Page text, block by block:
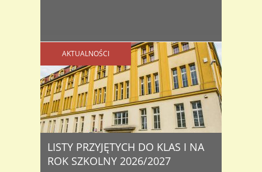
AKTUALNOŚCI
LISTY PRZYJĘTYCH DO KLAS I NA
ROK SZKOLNY 2026/2027